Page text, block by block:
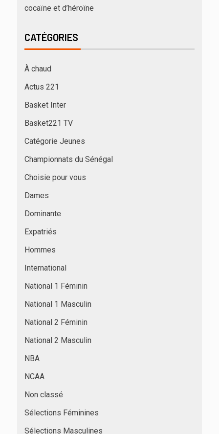
cocaïne et d’héroïne
CATÉGORIES
À chaud
Actus 221
Basket Inter
Basket221 TV
Catégorie Jeunes
Championnats du Sénégal
Choisie pour vous
Dames
Dominante
Expatriés
Hommes
International
National 1 Féminin
National 1 Masculin
National 2 Féminin
National 2 Masculin
NBA
NCAA
Non classé
Sélections Féminines
Sélections Masculines